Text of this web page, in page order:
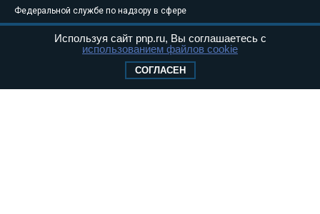
Федеральной службе по надзору в сфере
связи, информационных технологий и
массовых коммуникаций (Роскомнадзор) 05
Свидетельство о регистрации Эл № ФС77-
Используя сайт pnp.ru, Вы соглашаетесь с
использованием файлов cookie
СОГЛАСЕН